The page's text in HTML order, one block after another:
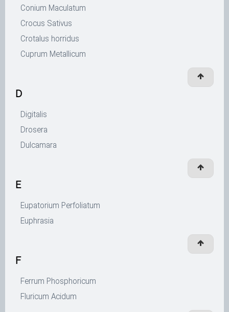
Conium Maculatum
Crocus Sativus
Crotalus horridus
Cuprum Metallicum
D
Digitalis
Drosera
Dulcamara
E
Eupatorium Perfoliatum
Euphrasia
F
Ferrum Phosphoricum
Fluricum Acidum